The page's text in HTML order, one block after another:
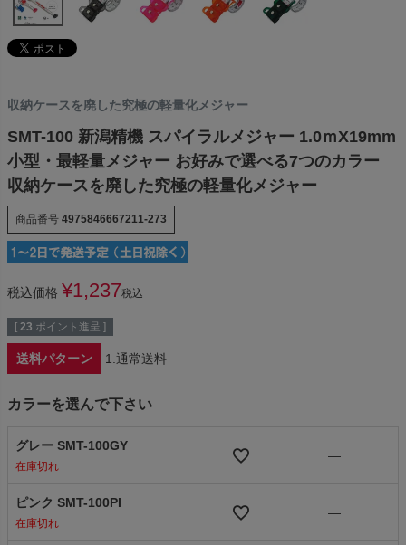
収納ケースを廃した究極の軽量化メジャー
SMT-100 新潟精機 スパイラルメジャー 1.0ｍX19mm
小型・最軽量メジャー お好みで選べる7つのカラー
収納ケースを廃した究極の軽量化メジャー
商品番号 4975846667211-273
税込価格 ¥1,237税込
[ 23 ポイント進呈 ]
送料パターン 1.通常送料
カラーを選んで下さい
グレー SMT-100GY
在庫切れ
—
ピンク SMT-100PI
在庫切れ
—